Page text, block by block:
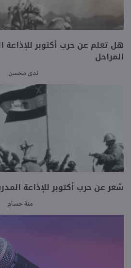
هل تعلم عن حرب أكتوبر للإذاعة
المراحل
ندى محسن
شعر عن حرب أكتوبر للإذاعة
منة حسام